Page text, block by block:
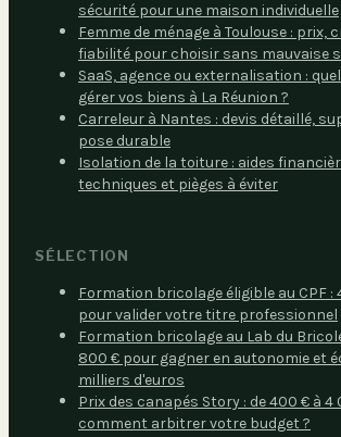
sécurité pour une maison individuelle
Femme de ménage à Toulouse : prix,
fiabilité pour choisir sans mauvaise
SaaS, agence ou externalisation :
gérer vos biens à La Réunion ?
Carreleur à Nantes : devis détaillé,
pose durable
Isolation de la toiture : aides
techniques et pièges à éviter
SÉLECTION
Formation bricolage éligible au CPF :
pour valider votre titre professionnel
Formation bricolage au Lab du
800 € pour gagner en autonomie et
milliers d'euros
Prix des canapés Story : de 400 € à 4
comment arbitrer votre budget ?